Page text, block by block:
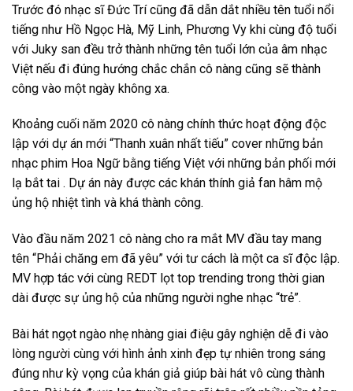
Trước đó nhạc sĩ Đức Trí cũng đã dẫn dắt nhiều tên tuổi nổi
tiếng như Hồ Ngọc Hà, Mỹ Linh, Phương Vy khi cùng độ tuổi
với Juky san đều trở thành những tên tuổi lớn của âm nhạc
Việt nếu đi đúng hướng chắc chắn cô nàng cũng sẽ thành
công vào một ngày không xa.
Khoảng cuối năm 2020 cô nàng chính thức hoạt động độc
lập với dự án mới “Thanh xuân nhất tiếu” cover những bản
nhạc phim Hoa Ngữ bằng tiếng Việt với những bản phối mới
lạ bắt tai . Dự án này được các khán thính giả fan hâm mộ
ủng hộ nhiệt tình và khá thành công.
Vào đầu năm 2021 cô nàng cho ra mắt MV đầu tay mang
tên “Phải chăng em đã yêu” với tư cách là một ca sĩ độc lập.
MV hợp tác với cùng REDT lọt top trending trong thời gian
dài được sự ủng hộ của những người nghe nhạc “trẻ”.
Bài hát ngọt ngào nhẹ nhàng giai điệu gây nghiện dễ đi vào
lòng người cùng với hình ảnh xinh đẹp tự nhiên trong sáng
đúng như kỳ vọng của khán giả giúp bài hát vô cùng thành